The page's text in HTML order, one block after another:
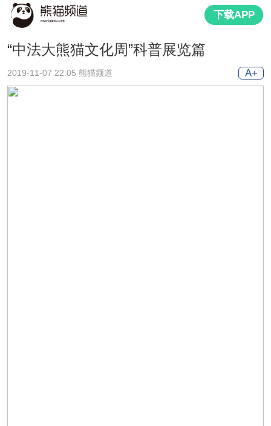
下载APP
“中法大熊猫文化周”科普展览篇
2019-11-07 22:05 熊猫频道 A+